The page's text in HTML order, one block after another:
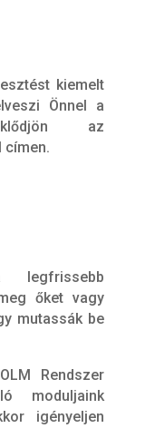
kiemelt
Önnel a
az
címen.
legfrissebb
őket vagy
mutassák be
Rendszer
moduljaink
igényeljen